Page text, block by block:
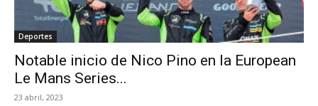
Deportes
Notable inicio de Nico Pino en la European
Le Mans Series...
23 abril, 2023